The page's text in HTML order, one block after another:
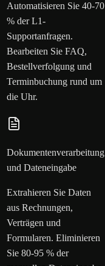
Automatisieren Sie 40-70
% der L1-
Supportanfragen.
Bearbeiten Sie FAQ,
Bestellverfolgung und
Terminbuchung rund um
die Uhr.
Dokumentenverarbeitung
und Dateneingabe
Extrahieren Sie Daten
aus Rechnungen,
Verträgen und
Formularen. Eliminieren
Sie 80-95 % der